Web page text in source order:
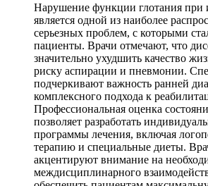
Нарушение функции глотания при
является одной из наиболее
серьезных проблем, с которыми
пациенты. Врачи отмечают, что
значительно ухудшить качество
риску аспирации и пневмонии.
подчеркивают важность ранней
комплексного подхода к
Профессиональная оценка
позволяет разработать
программы лечения, включая
терапию и специальные диеты.
акцентируют внимание на
междисциплинарного